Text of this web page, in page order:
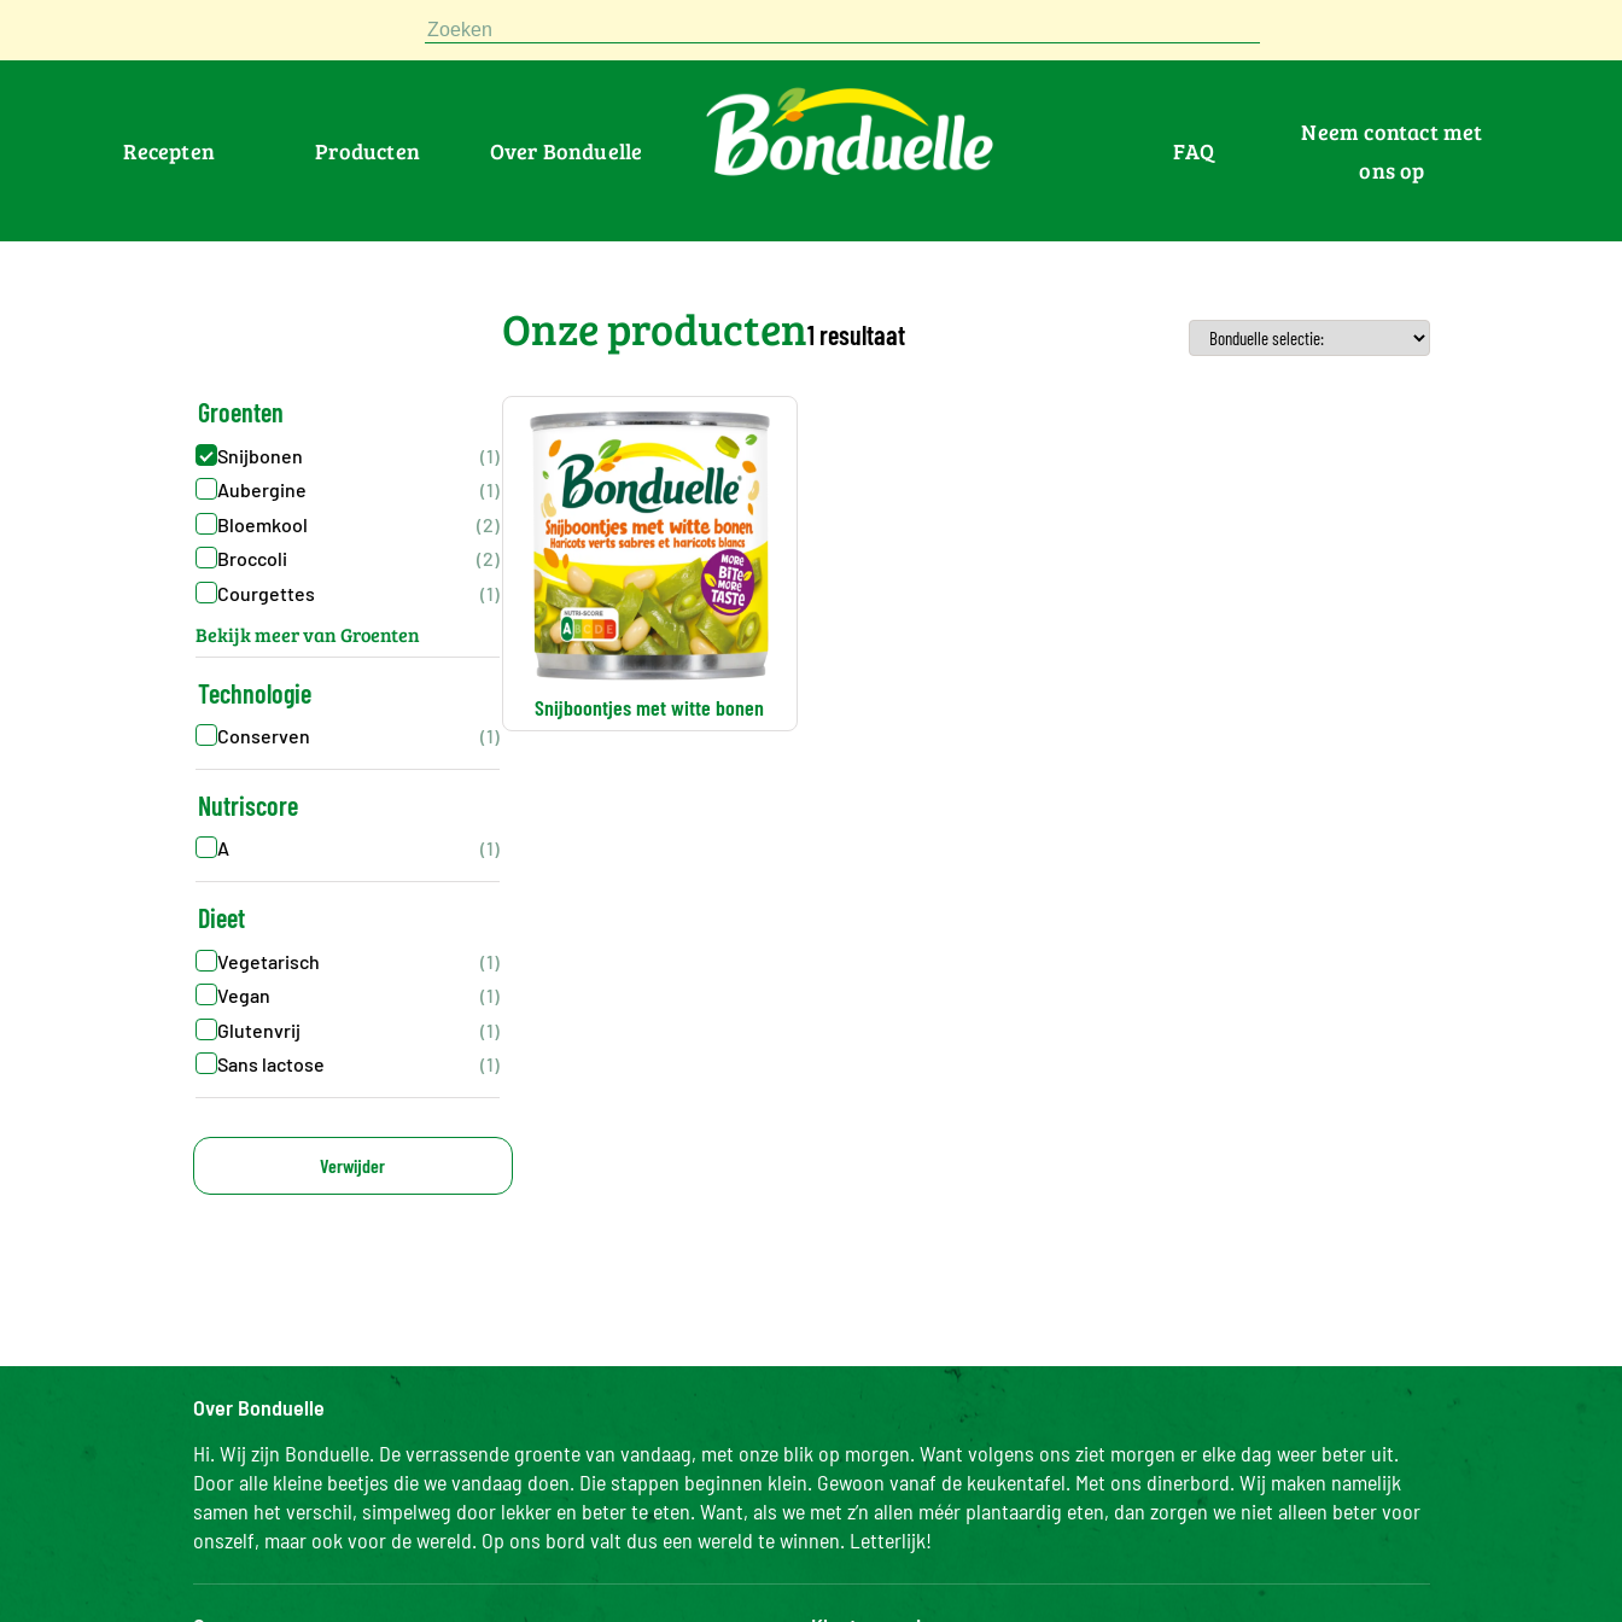
Zoeken
Recepten Producten Over Bonduelle FAQ
Neem contact met
ons op
Onze producten1 resultaat
Groenten
Snijbonen
(1)
Aubergine
(1)
Bloemkool
(2)
Broccoli
(2)
Courgettes
(1)
Bekijk meer van Groenten
Technologie
Conserven (1)
Nutriscore
A (1)
Dieet
Vegetarisch
(1)
Vegan
(1)
Glutenvrij
(1)
Sans lactose
(1)
Verwijder
Snijboontjes met witte bonen
Over Bonduelle
Hi. Wij zijn Bonduelle. De verrassende groente van vandaag, met onze blik op morgen. Want volgens ons ziet morgen er elke dag weer beter uit.
Door alle kleine beetjes die we vandaag doen. Die stappen beginnen klein. Gewoon vanaf de keukentafel. Met ons dinerbord. Wij maken namelijk
samen het verschil, simpelweg door lekker en beter te eten. Want, als we met z’n allen méér plantaardig eten, dan zorgen we niet alleen beter voor
onszelf, maar ook voor de wereld. Op ons bord valt dus een wereld te winnen. Letterlijk!